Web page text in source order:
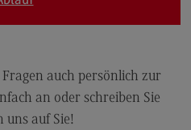
auch persönlich zur
an oder schreiben Sie
uns auf Sie!